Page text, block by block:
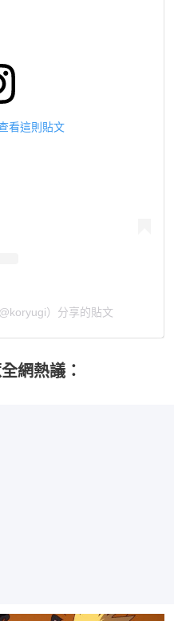
看這則貼文
）分享的貼文
網熱議：